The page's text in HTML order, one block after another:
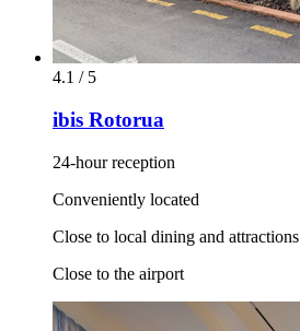
4.1 / 5
ibis Rotorua
24-hour reception
Conveniently located
Close to local dining and attractions
Close to the airport